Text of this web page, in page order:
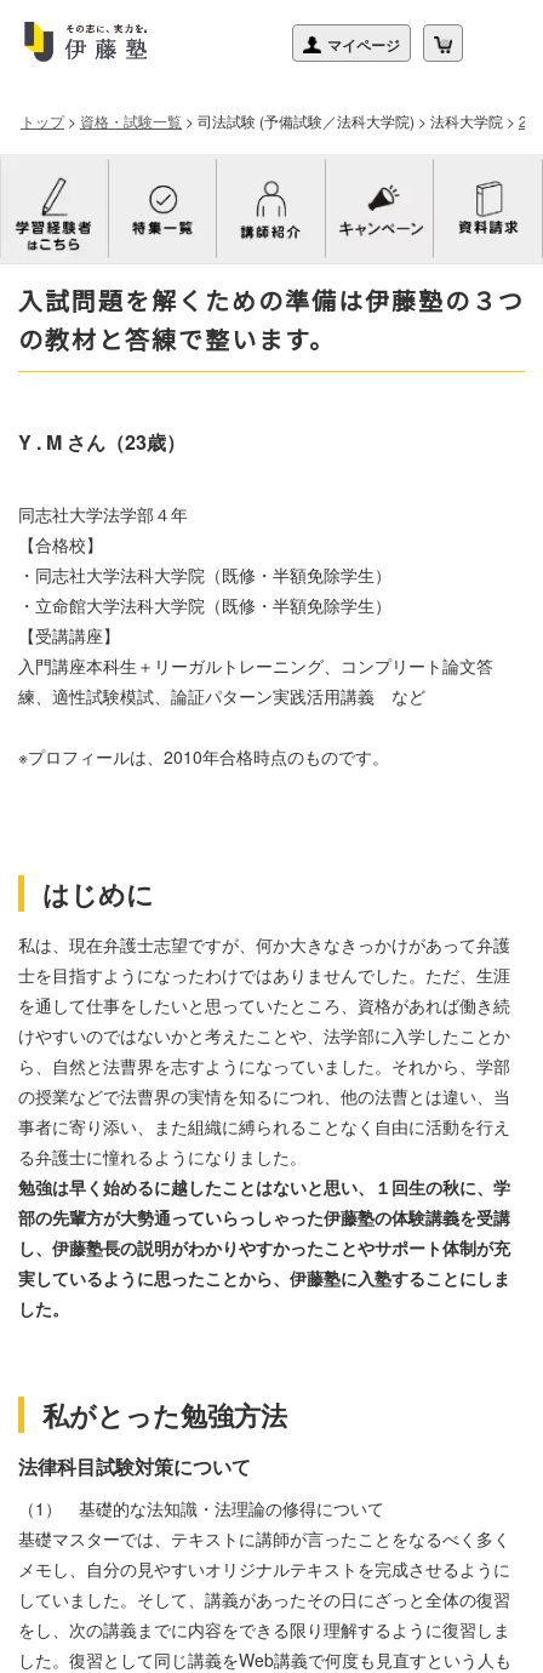
トップ> 資格・試験一覧 > 司法試験 (予備試験／法科大学院) > 法科大学院 >
入試問題を解くための準備は伊藤塾の３つ
の教材と答練で整います。
Y . M さん（23歳）
同志社大学法学部４年
【合格校】
・同志社大学法科大学院（既修・半額免除学生）
・立命館大学法科大学院（既修・半額免除学生）
【受講講座】
入門講座本科生＋リーガルトレーニング、コンプリート論文答
練、適性試験模試、論証パターン実践活用講義 など
※プロフィールは、2010年合格時点のものです。
はじめに
私は、現在弁護士志望ですが、何か大きなきっかけがあって弁護
士を目指すようになったわけではありませんでした。ただ、生涯
を通して仕事をしたいと思っていたところ、資格があれば働き続
けやすいのではないかと考えたことや、法学部に入学したことか
ら、自然と法曹界を志すようになっていました。それから、学部
の授業などで法曹界の実情を知るにつれ、他の法曹とは違い、当
事者に寄り添い、また組織に縛られることなく自由に活動を行え
る弁護士に憧れるようになりました。
勉強は早く始めるに越したことはないと思い、１回生の秋に、学
部の先輩方が大勢通っていらっしゃった伊藤塾の体験講義を受講
し、伊藤塾長の説明がわかりやすかったことやサポート体制が充
実しているように思ったことから、伊藤塾に入塾することにしま
した。
私がとった勉強方法
法律科目試験対策について
（1） 基礎的な法知識・法理論の修得について
基礎マスターでは、テキストに講師が言ったことをなるべく多く
メモし、自分の見やすいオリジナルテキストを完成させるように
していました。そして、講義があったその日にざっと全体の復習
をし、次の講義までに内容をできる限り理解するように復習しま
した。復習として同じ講義をWeb講義で何度も見直すという人も